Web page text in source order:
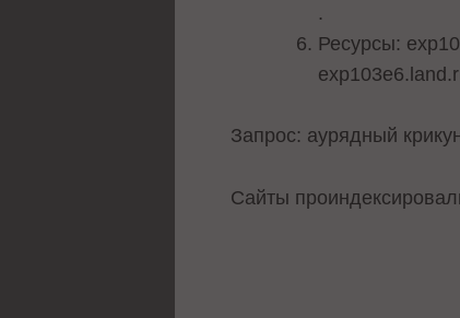
.
Ресурсы:
Запрос: аурядный
Сайты